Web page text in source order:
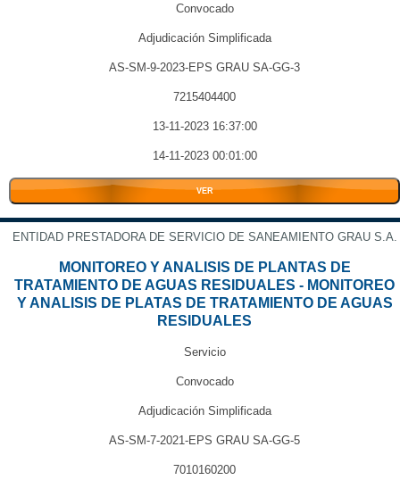
Convocado
Adjudicación Simplificada
AS-SM-9-2023-EPS GRAU SA-GG-3
7215404400
13-11-2023 16:37:00
14-11-2023 00:01:00
VER
ENTIDAD PRESTADORA DE SERVICIO DE SANEAMIENTO GRAU S.A.
MONITOREO Y ANALISIS DE PLANTAS DE
TRATAMIENTO DE AGUAS RESIDUALES - MONITOREO
Y ANALISIS DE PLATAS DE TRATAMIENTO DE AGUAS
RESIDUALES
Servicio
Convocado
Adjudicación Simplificada
AS-SM-7-2021-EPS GRAU SA-GG-5
7010160200